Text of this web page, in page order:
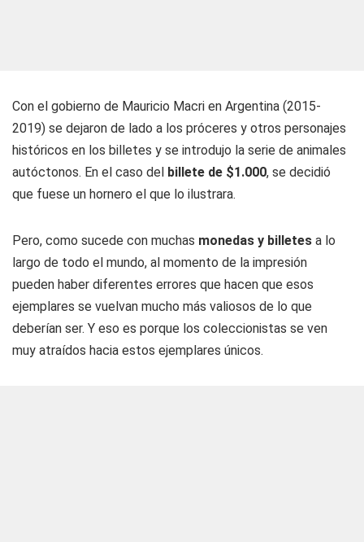
Con el gobierno de Mauricio Macri en Argentina (2015-
2019) se dejaron de lado a los próceres y otros personajes
históricos en los billetes y se introdujo la serie de animales
autóctonos. En el caso del billete de $1.000, se decidió
que fuese un hornero el que lo ilustrara.
Pero, como sucede con muchas monedas y billetes a lo
largo de todo el mundo, al momento de la impresión
pueden haber diferentes errores que hacen que esos
ejemplares se vuelvan mucho más valiosos de lo que
deberían ser. Y eso es porque los coleccionistas se ven
muy atraídos hacia estos ejemplares únicos.